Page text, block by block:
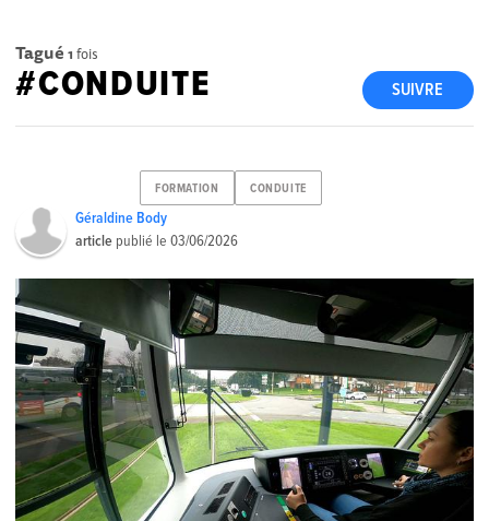
Tagué 1 fois
SUIVRE
#CONDUITE
FORMATION CONDUITE
Géraldine Body
article publié le03/06/2026